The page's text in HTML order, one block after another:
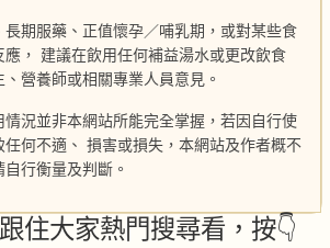
期服藥、正值懷孕／哺乳期，或對某些食
， 建議在飲用任何補益湯水或更改飲食
營養師或相關專業人員意見。
情況並非本網站所能完全掌握，若因自行使
任何不適、 損害或損失，本網站及作者概不
行衡量及判斷。
住大家熱門搜尋看，按👇